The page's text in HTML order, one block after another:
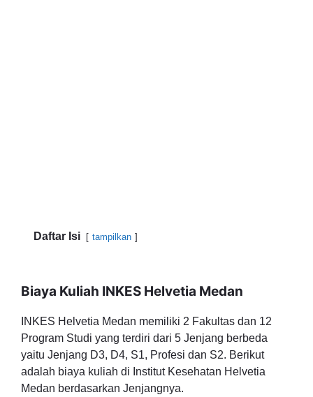
Daftar Isi tampilkan
Biaya Kuliah INKES Helvetia Medan
INKES Helvetia Medan memiliki 2 Fakultas dan 12
Program Studi yang terdiri dari 5 Jenjang berbeda
yaitu Jenjang D3, D4, S1, Profesi dan S2. Berikut
adalah biaya kuliah di Institut Kesehatan Helvetia
Medan berdasarkan Jenjangnya.